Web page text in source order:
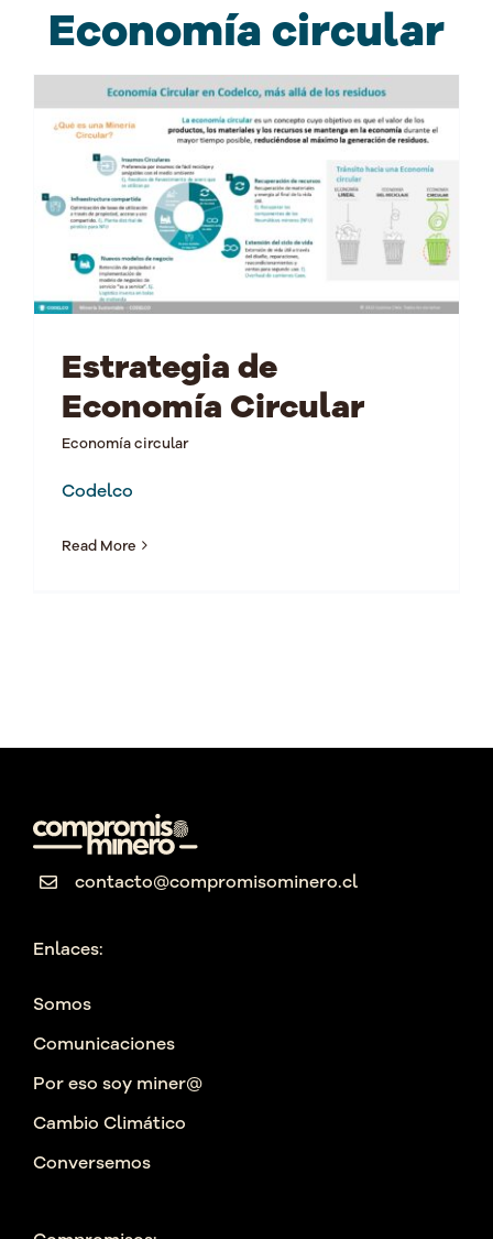
Economía circular
Estrategia de
Economía Circular
Economía circular
Codelco
Read More
contacto@compromisominero.cl
Enlaces:
Somos
Comunicaciones
Por eso soy miner@
Cambio Climático
Conversemos